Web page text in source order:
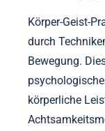
Körper-Geist-
durch
Bewegung.
körperliche